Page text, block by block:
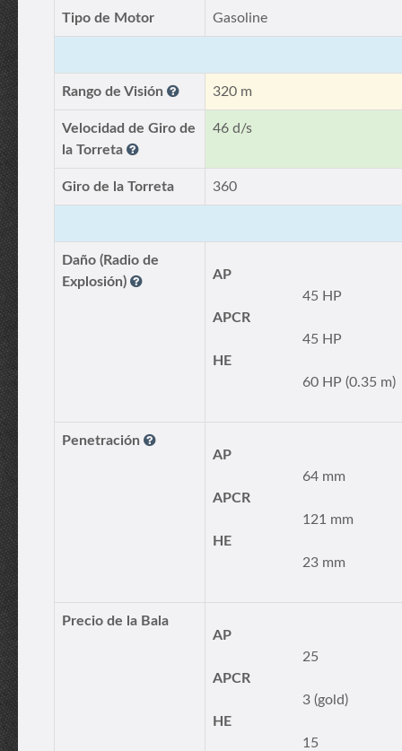
Tipo de Motor Gasoline
Rango de Visión 320 m
Velocidad de Giro de
la Torreta
46 d/s
Giro de la Torreta 360
Daño (Radio de
Explosión)
AP
45 HP
APCR
45 HP
HE
60 HP (0.35 m)
Penetración
AP
64 mm
APCR
121 mm
HE
23 mm
Precio de la Bala
AP
25
APCR
3 (gold)
HE
15